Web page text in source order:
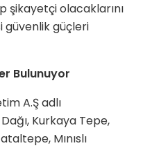
olacaklarını
güvenlik güçleri
Bulunuyor
A.Ş adlı
Kurkaya Tepe,
Mınıslı